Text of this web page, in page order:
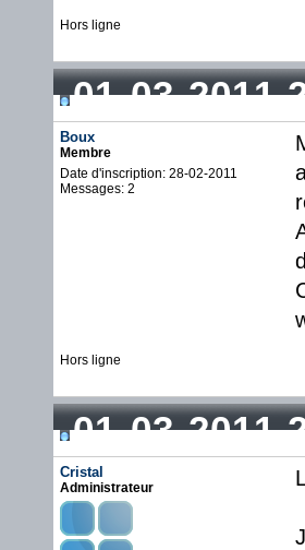
Hors ligne
01-03-2011
Boux
Membre
Date d'inscription: 28-02-2011
Messages: 2
Hors ligne
01-03-2011
Cristal
Administrateur